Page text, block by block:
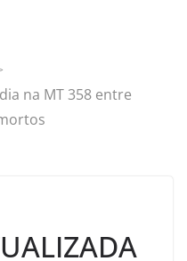
na MT 358 entre